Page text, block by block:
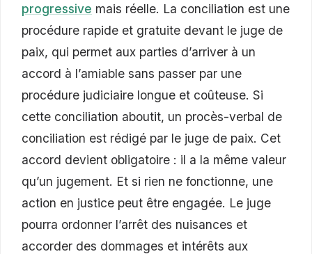
progressive mais réelle. La conciliation est une
procédure rapide et gratuite devant le juge de
paix, qui permet aux parties d’arriver à un
accord à l’amiable sans passer par une
procédure judiciaire longue et coûteuse. Si
cette conciliation aboutit, un procès-verbal de
conciliation est rédigé par le juge de paix. Cet
accord devient obligatoire : il a la même valeur
qu’un jugement. Et si rien ne fonctionne, une
action en justice peut être engagée. Le juge
pourra ordonner l’arrêt des nuisances et
accorder des dommages et intérêts aux